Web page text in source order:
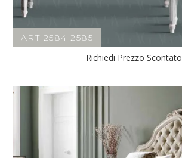
ART 2584 2585
Richiedi Prezzo Scontato